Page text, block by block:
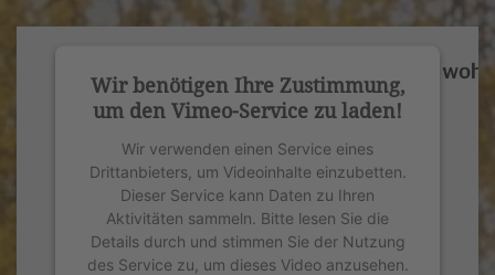
Wir benötigen Ihre Zustimmung,
um den Vimeo-Service zu laden!
Wir verwenden einen Service eines
Drittanbieters, um Videoinhalte einzubetten.
Dieser Service kann Daten zu Ihren
Aktivitäten sammeln. Bitte lesen Sie die
Details durch und stimmen Sie der Nutzung
des Service zu, um dieses Video anzusehen.